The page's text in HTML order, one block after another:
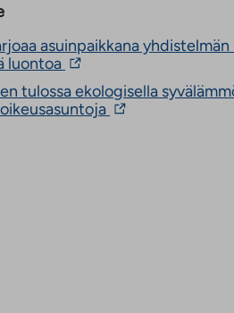
asuinpaikkana
luontoa Linkki
ulkopuoliseen
palveluun.
tulossa ekologisella
Linkki